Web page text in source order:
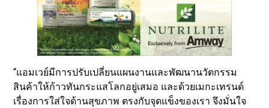
“แอมเวย์มีการปรับเปลี่ยนแผนงานและพัฒนานวัตกรรม
สินค้าให้ก้าวทันกระแสโลกอยู่เสมอ และด้วยเมกะเทรนด์
เรื่องการใส่ใจด้านสุขภาพ ตรงกับจุดแข็งของเรา จึงมั่นใจ